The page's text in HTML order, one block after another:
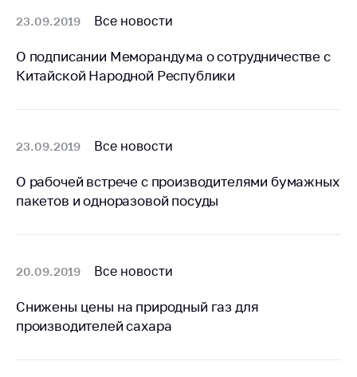
нетарифного
регулирования
деятельность в
Беларусь
Защита
Новости
Обратиться в МАРТ
Личный прием
23.09.2019 Все новости
О подписании Меморандума о сотрудничестве с
Китайской Народной Республики
23.09.2019 Все новости
О рабочей встрече с производителями бумажных
пакетов и одноразовой посуды
20.09.2019 Все новости
Снижены цены на природный газ для
производителей сахара